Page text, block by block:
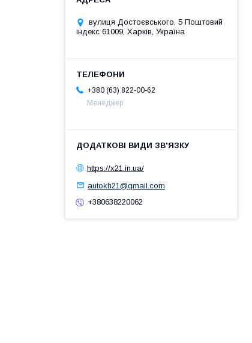
вулиця Достоєвського, 5 Поштовий
індекс 61009, Харків, Україна
+380 (63) 822-00-62
Менеджер
https://x21.in.ua/
autokh21@gmail.com
+380638220062